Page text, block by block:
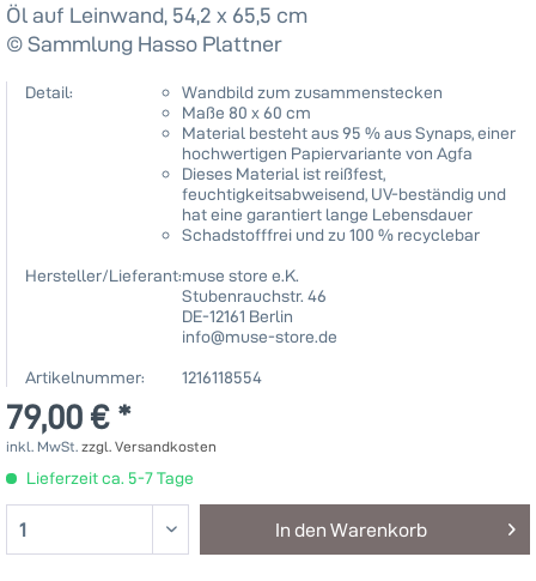
Öl auf Leinwand, 54,2 x 65,5 cm
© Sammlung Hasso Plattner
Detail:
Wandbild zum zusammenstecken
Maße 80 x 60 cm
Material besteht aus 95 % aus Synaps, einer
hochwertigen Papiervariante von Agfa
Dieses Material ist reißfest,
feuchtigkeitsabweisend, UV-beständig und
hat eine garantiert lange Lebensdauer
Schadstofffrei und zu 100 % recyclebar
Hersteller/Lieferant:muse store e.K.
Stubenrauchstr. 46
DE-12161 Berlin
info@muse-store.de
Artikelnummer:
1216118554
79,00 € *
inkl. MwSt. zzgl. Versandkosten
Lieferzeit ca. 5-7 Tage
In den Warenkorb